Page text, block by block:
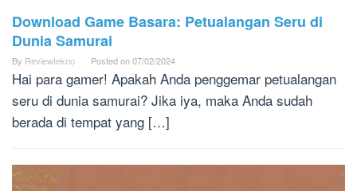
Download Game Basara: Petualangan Seru di
Dunia Samurai
By Reviewtekno Posted on07/02/2024
Hai para gamer! Apakah Anda penggemar petualangan
seru di dunia samurai? Jika iya, maka Anda sudah
berada di tempat yang […]